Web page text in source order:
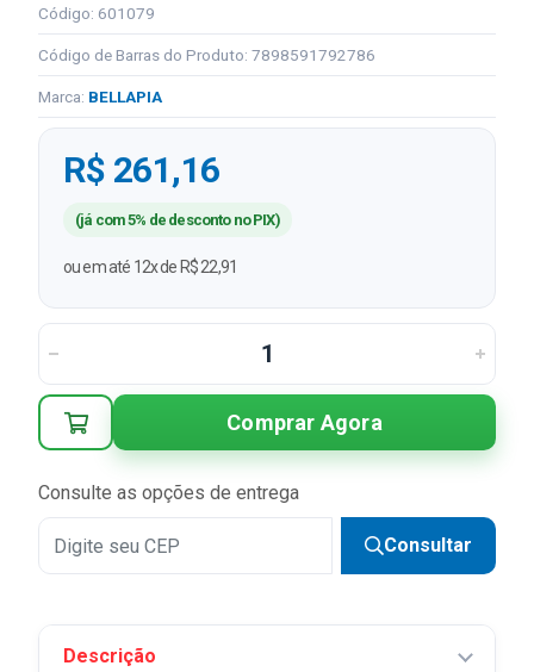
Código: 601079
Código de Barras do Produto: 7898591792786
Marca: BELLAPIA
R$ 261,16
(já com 5% de desconto no PIX)
ou em até 12x de R$ 22,91
Comprar Agora
Consulte as opções de entrega
Consultar
Descrição